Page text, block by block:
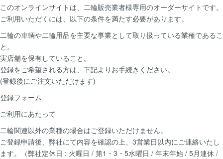
このオンラインサイトは、二輪販売業者様専用のオーダーサイトです。
ご利用いただくには、以下の条件を満たす必要があります。
二輪の車輌や二輪用品を主要な事業として取り扱っている業種であるこ
と。
実店舗を保有していること。
登録をご希望される方は、下記よりお手続きください。
(登録後にご注文いただけます)
登録フォーム
ご利用にあたって
二輪関連以外の業種の場合はご登録いただけません。
ご登録申請後、弊社にて内容を確認の上、3営業日以内にご連絡いたし
ます。（弊社定休日 : 火曜日 / 第1・3・5水曜日 / 年末年始 / 5月連休 /